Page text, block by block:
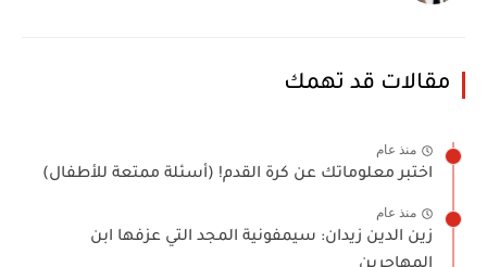
مقالات قد تهمك
منذ عام
اختبر معلوماتك عن كرة القدم! (أسئلة ممتعة للأطفال)
منذ عام
زين الدين زيدان: سيمفونية المجد التي عزفها ابن